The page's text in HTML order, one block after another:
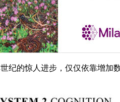
的惊人进步，仅仅依靠增加